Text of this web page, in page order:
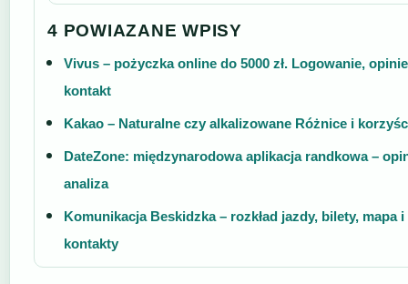
4 POWIAZANE WPISY
Vivus – pożyczka online do 5000 zł. Logowanie,
kontakt
Kakao – Naturalne czy alkalizowane Różnice i
DateZone: międzynarodowa aplikacja randkowa –
analiza
Komunikacja Beskidzka – rozkład jazdy, bilety, mapa i
kontakty